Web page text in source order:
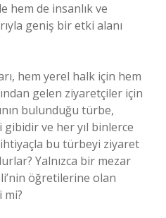
hem de insanlık ve
geniş bir etki alanı
hem yerel halk için hem
gelen ziyaretçiler için
bulunduğu türbe,
gibidir ve her yıl binlerce
bu türbeyi ziyaret
Yalnızca bir mezar
öğretilerine olan
mi?